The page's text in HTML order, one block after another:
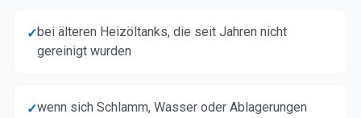
✓bei älteren Heizöltanks, die seit Jahren nicht
gereinigt wurden
✓wenn sich Schlamm, Wasser oder Ablagerungen